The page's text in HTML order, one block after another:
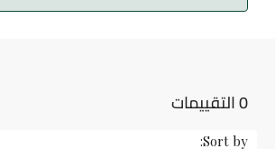
0 التقييمات
Sort by: